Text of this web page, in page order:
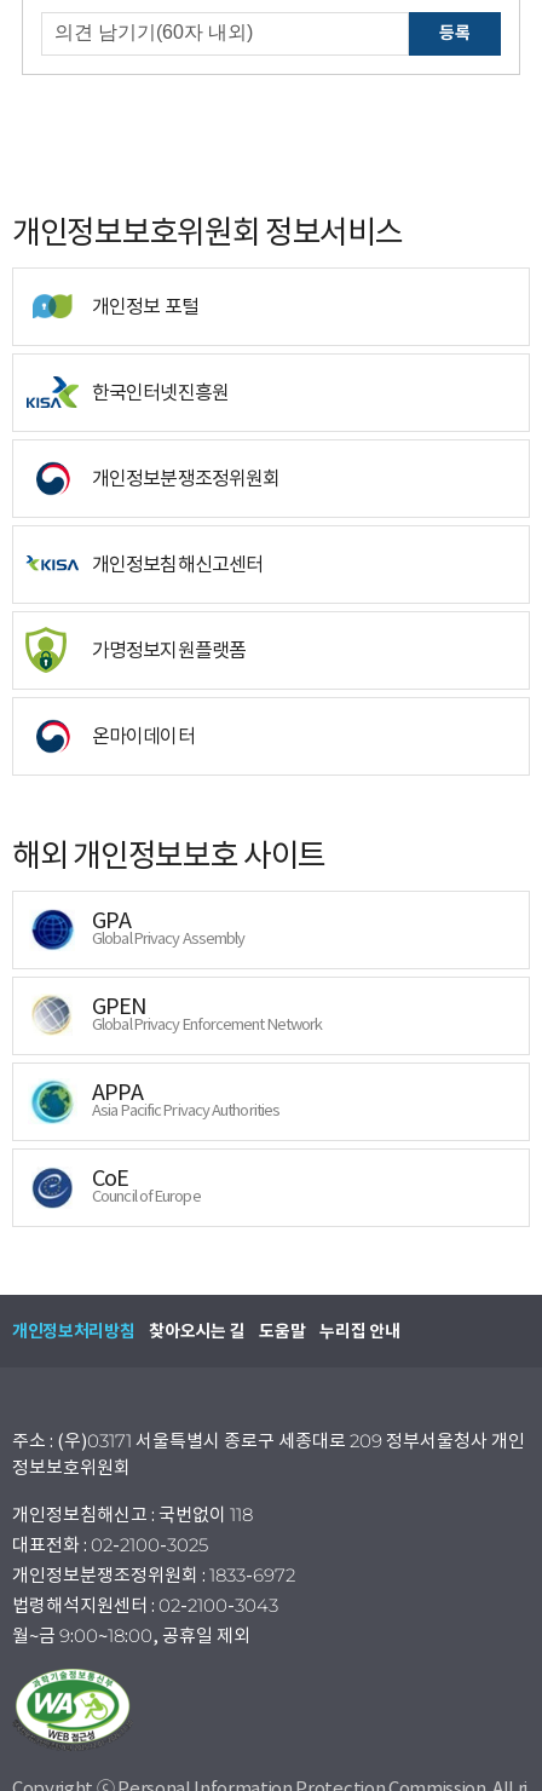
등록
개인정보보호위원회 정보서비스
개인정보 포털
한국인터넷진흥원
개인정보분쟁조정위원회
개인정보침해신고센터
가명정보지원플랫폼
온마이데이터
해외 개인정보보호 사이트
GPA
Global Privacy Assembly
GPEN
Global Privacy Enforcement Network
APPA
Asia Pacific Privacy Authorities
CoE
Council of Europe
개인정보처리방침 찾아오시는 길 도움말 누리집 안내
주소 : (우)03171 서울특별시 종로구 세종대로 209 정부서울청사 개인
정보보호위원회
개인정보침해신고 : 국번없이 118
대표전화 : 02-2100-3025
개인정보분쟁조정위원회 : 1833-6972
법령해석지원센터 : 02-2100-3043
월~금 9:00~18:00, 공휴일 제외